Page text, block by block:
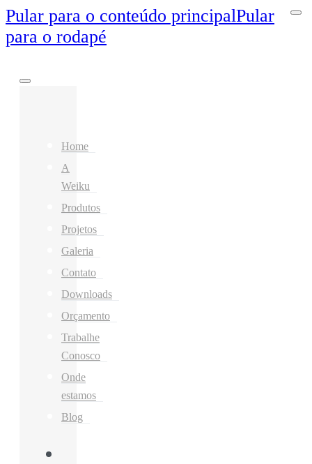
Pular para o conteúdo principalPular
para o rodapé
Home
A
Weiku
Produtos
Projetos
Galeria
Contato
Downloads
Orçamento
Trabalhe
Conosco
Onde
estamos
Blog